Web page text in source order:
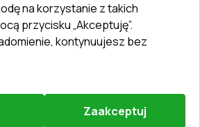
na korzystanie z takich
przycisku „Akceptuję”.
kontynuujesz bez
Zaakceptuj